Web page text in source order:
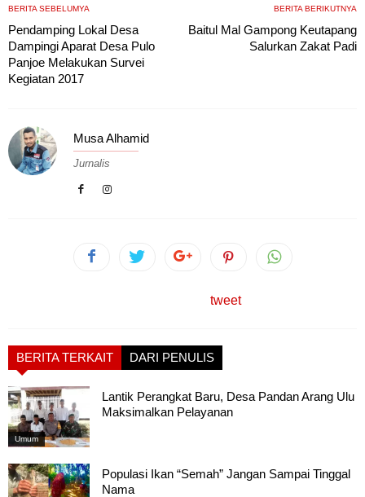
BERITA SEBELUMYA
Pendamping Lokal Desa
Dampingi Aparat Desa Pulo
Panjoe Melakukan Survei
Kegiatan 2017
BERITA BERIKUTNYA
Baitul Mal Gampong Keutapang
Salurkan Zakat Padi
Musa Alhamid
Jurnalis
tweet
BERITA TERKAIT DARI PENULIS
Umum
Lantik Perangkat Baru, Desa Pandan Arang Ulu
Maksimalkan Pelayanan
Populasi Ikan “Semah” Jangan Sampai Tinggal
Nama